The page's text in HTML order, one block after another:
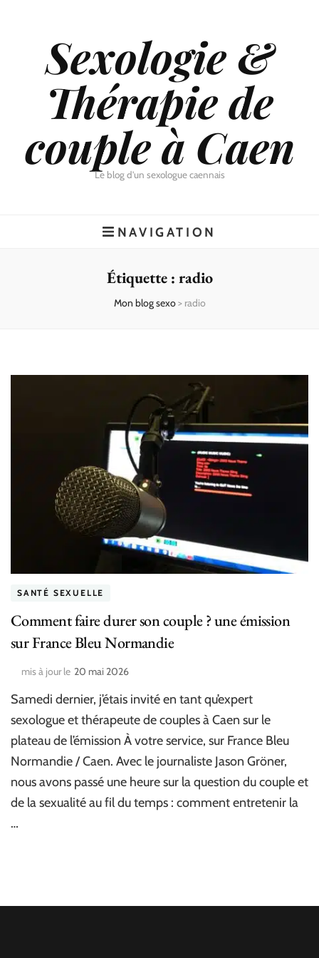
Sexologie &
Thérapie de
couple à Caen
Le blog d'un sexologue caennais
NAVIGATION
Étiquette : radio
Mon blog sexo> radio
SANTÉ SEXUELLE
Comment faire durer son couple ? une émission
sur France Bleu Normandie
mis à jour le 20 mai 2026
Samedi dernier, j’étais invité en tant qu’expert
sexologue et thérapeute de couples à Caen sur le
plateau de l’émission À votre service, sur France Bleu
Normandie / Caen. Avec le journaliste Jason Gröner,
nous avons passé une heure sur la question du couple et
de la sexualité au fil du temps : comment entretenir la
…